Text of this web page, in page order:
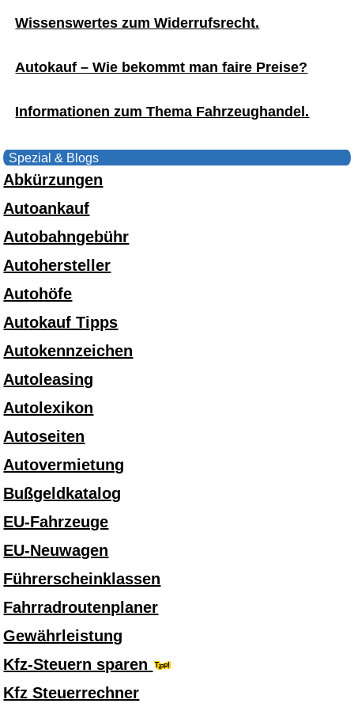
Wissenswertes zum Widerrufsrecht.
Autokauf – Wie bekommt man faire Preise?
Informationen zum Thema Fahrzeughandel.
Spezial & Blogs
Abkürzungen
Autoankauf
Autobahngebühr
Autohersteller
Autohöfe
Autokauf Tipps
Autokennzeichen
Autoleasing
Autolexikon
Autoseiten
Autovermietung
Bußgeldkatalog
EU-Fahrzeuge
EU-Neuwagen
Führerscheinklassen
Fahrradroutenplaner
Gewährleistung
Kfz-Steuern sparen
Kfz Steuerrechner